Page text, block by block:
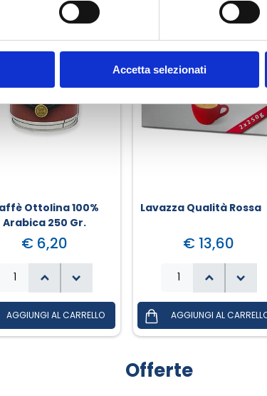
Accetta selezionati
Ottolina 100%
Arabica 250 Gr.
€ 6,20
Lavazza Qualità Rossa
€ 13,60
Offerte